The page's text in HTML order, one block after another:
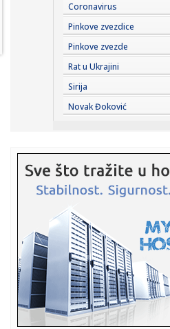
20:20:Vetar i dalje otežava
peščari,...
20:20:Vučić priredio večeru
doprineti...
20:19:Zvezdin poraz
se nada n...
20:10: Ljekari savjetuju: Ove
saveznik va...
20:07:
Londonu
20:06:Vučić sutra sa
raz...
20:01:Barselona zaradila
ovog leta
20:00:Na +40 stepeni u
Coronavirus
Pinkove zvezdice
Pinkove zvezde
Rat u Ukrajini
Sirija
Novak Đoković